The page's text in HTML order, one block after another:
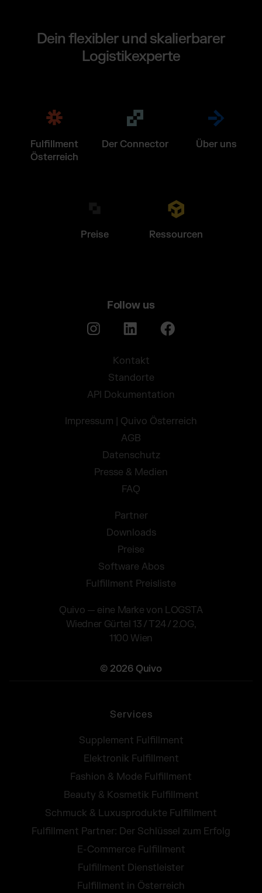
Dein flexibler und skalierbarer
Logistikexperte
Fulfillment
Österreich
Der Connector Über uns
Preise Ressourcen
Follow us
Kontakt
Standorte
API Dokumentation
Impressum | Quivo Österreich
AGB
Datenschutz
Presse & Medien
FAQ
Partner
Downloads
Preise
Software Abos
Fulfillment Preisliste
Quivo — eine Marke von LOGSTA
Wiedner Gürtel 13 / T24 / 2.OG,
1100 Wien
© 2026 Quivo
Services
Supplement Fulfillment
Elektronik Fulfillment
Fashion & Mode Fulfillment
Beauty & Kosmetik Fulfillment
Schmuck & Luxusprodukte Fulfillment
Fulfillment Partner: Der Schlüssel zum Erfolg
E-Commerce Fulfillment
Fulfillment Dienstleister
Fulfillment in Österreich